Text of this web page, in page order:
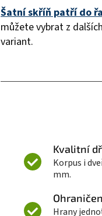
Šatní skříň patří do
můžete vybrat z
variant.
Kvalitní
Korpus i
mm.
Hrany